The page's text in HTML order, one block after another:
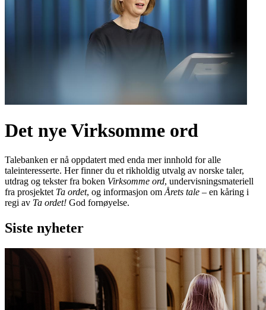
Det nye Virksomme ord
Talebanken er nå oppdatert med enda mer innhold for alle
taleinteresserte. Her finner du et rikholdig utvalg av norske taler,
utdrag og tekster fra boken Virksomme ord, undervisningsmateriell
fra prosjektet Ta ordet, og informasjon om Årets tale – en kåring i
regi av Ta ordet! God fornøyelse.
Siste nyheter